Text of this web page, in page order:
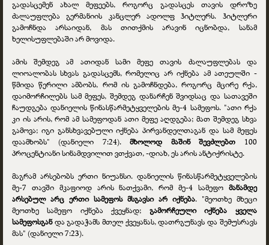
გადასცემენ ახალ მეფეებს, როგორც გადასცეს თავის დროზე
ძალაუფლება გერმანიის კანცლერ ადოლფ ჰიტლერს. ჰიტლერი
გამოჩნდა არსაიდან, მას თითქმის არავინ იცნობდა, სანამ
ხელისუფლებაში არ მოვიდა.
ამის შემდეგ ამ ათიდან სამი მეფე თავის ძალაუფლებას და
ლიოალობას სხვას გადასცემს, რომელიც არ იქნება ამ ათეულში -
წმიდა წერილი ამბობს, რომ ის გამოჩნდება, როგორც მცირე რქა,
დაიმორჩილებს სამ მეფეს, შემდეგ დანარჩენ შვიდსაც და სათავეში
ჩაუდგება დანიელის წინასწარმეტყველების მე-4 სამეფოს. "ათი რქა
კი ის არის, რომ ამ სამეფოდან ათი მეფე აღდგება; მათ შემდეგ სხვა
გამოვა; იგი განსხვავებული იქნება პირვანდელთაგან და სამ მეფეს
დაამხობს" (დანიელი 7:24).მხოლოდ მაშინ შევძლებთ 100
პროცენტიანი სინამდვილით ვთქვათ, -დიახ, ეს არის ანტიქრისტე.
მაგრამ არსებობს ერთი ნიუანსი. დანიელის წინასწარმეტყველების
მე-7 თავში მკაფიოდ არის ნათქვამი, რომ მე-4 სამეფო მანამდე
არსებულ არც ერთი სამეფოს მსგავსი არ იქნება. "მეოთხე მხეცი
მეოთხე სამეფო იქნება ქვეყნად; გამორჩეული იქნება ყველა
სამეფოსგანდა გადაჭამს მთელ ქვეყანას, დათრგუნავს და შემუსრავს
მას" (დანიელი 7:23).